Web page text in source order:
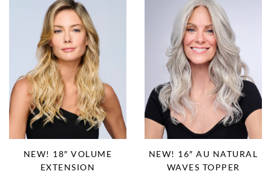
NEW! 18″ VOLUME
EXTENSION
NEW! 16″ AU NATURAL
WAVES TOPPER